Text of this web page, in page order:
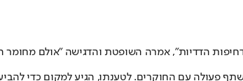
הדדיות", אמרה השופטת והדגישה "אולם מחומר
פעולה עם החוקרים. לטענתו, הגיע למקום כדי